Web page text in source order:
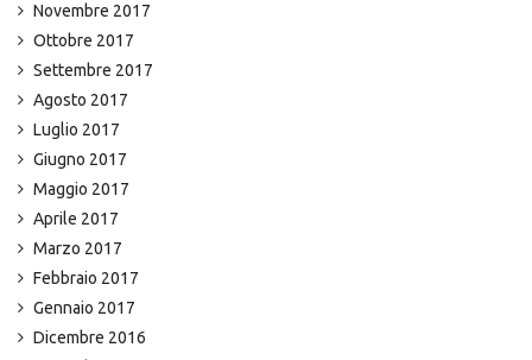
Novembre 2017
Ottobre 2017
Settembre 2017
Agosto 2017
Luglio 2017
Giugno 2017
Maggio 2017
Aprile 2017
Marzo 2017
Febbraio 2017
Gennaio 2017
Dicembre 2016